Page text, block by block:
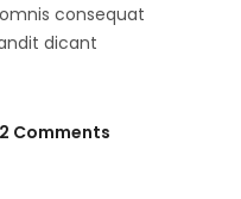
consequat
dicant
2 Comments